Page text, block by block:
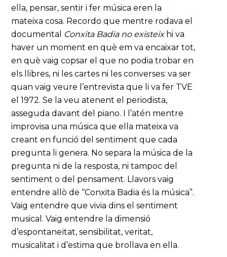
ella, pensar, sentir i fer música eren la
mateixa cosa. Recordo que mentre rodava el
documental Conxita Badia no existeixhi va
haver un moment en què em va encaixar tot,
en què vaig copsar el que no podia trobar en
els llibres, ni les cartes ni les converses: va ser
quan vaig veure l’entrevista que li va fer TVE
el 1972. Se la veu atenent el periodista,
asseguda davant del piano. I l’atén mentre
improvisa una música que ella mateixa va
creant en funció del sentiment que cada
pregunta li genera. No separa la música de la
pregunta ni de la resposta, ni tampoc del
sentiment o del pensament. Llavors vaig
entendre allò de “Conxita Badia és la música”.
Vaig entendre que vivia dins el sentiment
musical. Vaig entendre la dimensió
d’espontaneïtat, sensibilitat, veritat,
musicalitat i d’estima que brollava en ella.